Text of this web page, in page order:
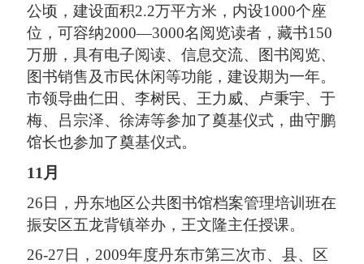
公顷，建设面积2.2万平方米，内设1000个座
位，可容纳2000—3000名阅览读者，藏书150
万册，具有电子阅读、信息交流、图书阅览、
图书销售及市民休闲等功能，建设期为一年。
市领导曲仁田、李树民、王力威、卢秉宇、于
梅、吕宗泽、徐涛等参加了奠基仪式，曲守鹏
馆长也参加了奠基仪式。
11月
26日，丹东地区公共图书馆档案管理培训班在
振安区五龙背镇举办，王文隆主任授课。
26-27日，2009年度丹东市第三次市、县、区